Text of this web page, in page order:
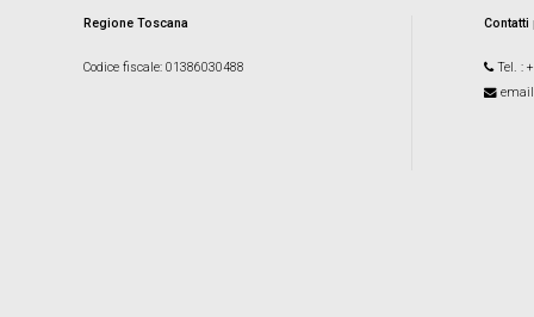
Regione Toscana
Codice fiscale: 01386030488 Tel. :
email